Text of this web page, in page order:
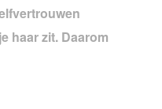
haar zit. Daarom